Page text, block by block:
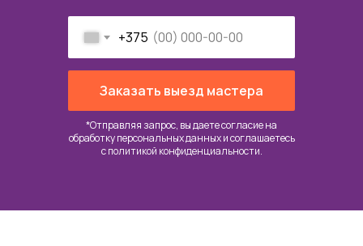
*Отправляя запрос, вы даете согласие на
обработку персональных данных и соглашаетесь
cполитикой конфиденциальности.
+375
Заказать выезд мастера